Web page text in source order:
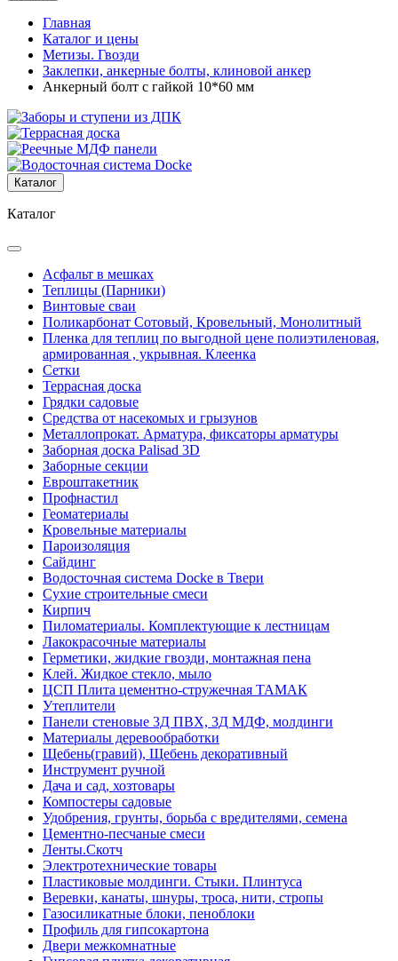
Главная
Каталог и цены
Метизы. Гвозди
Заклепки, анкерные болты, клиновой анкер
Анкерный болт с гайкой 10*60 мм
Каталог
Каталог
Асфальт в мешках
Теплицы (Парники)
Винтовые сваи
Поликарбонат Сотовый, Кровельный, Монолитный
Пленка для теплиц по выгодной цене полиэтиленовая,
армированная , укрывная. Клеенка
Сетки
Террасная доска
Грядки садовые
Средства от насекомых и грызунов
Металлопрокат. Арматура, фиксаторы арматуры
Заборная доска Palisad 3D
Заборные секции
Евроштакетник
Профнастил
Геоматериалы
Кровельные материалы
Пароизоляция
Сайдинг
Водосточная система Docke в Твери
Сухие строительные смеси
Кирпич
Пиломатериалы. Комплектующие к лестницам
Лакокрасочные материалы
Герметики, жидкие гвозди, монтажная пена
Клей. Жидкое стекло, мыло
ЦСП Плита цементно-стружечная ТАМАК
Утеплители
Панели стеновые 3Д ПВХ, 3Д МДФ, молдинги
Материалы деревообработки
Щебень(гравий), Щебень декоративный
Инструмент ручной
Дача и сад, хозтовары
Компостеры садовые
Удобрения, грунты, борьба с вредителями, семена
Цементно-песчаные смеси
Ленты.Скотч
Электротехнические товары
Пластиковые молдинги. Стыки. Плинтуса
Веревки, канаты, шнуры, троса, нити, стропы
Газосиликатные блоки, пеноблоки
Профиль для гипсокартона
Двери межкомнатные